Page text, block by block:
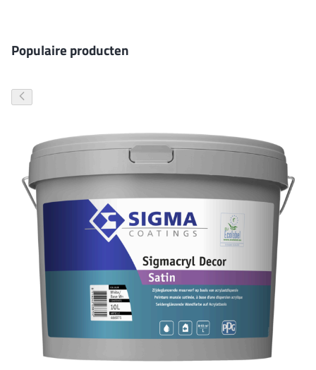
Populaire producten